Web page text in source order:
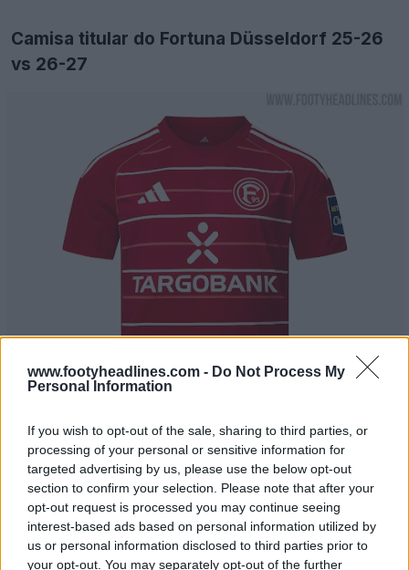
www.footyheadlines.com - Do Not Process My
Personal Information
If you wish to opt-out of the sale, sharing to third parties, or
processing of your personal or sensitive information for
targeted advertising by us, please use the below opt-out
section to confirm your selection. Please note that after your
opt-out request is processed you may continue seeing
interest-based ads based on personal information utilized by
us or personal information disclosed to third parties prior to
your opt-out. You may separately opt-out of the further
Camisa titular do Fortuna Düsseldorf 25-26
vs 26-27